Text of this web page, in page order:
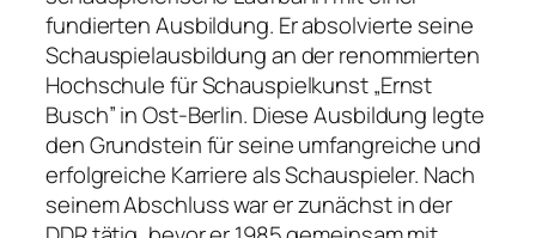
fundierten Ausbildung. Er absolvierte seine
Schauspielausbildung an der renommierten
Hochschule für Schauspielkunst „Ernst
Busch” in Ost-Berlin. Diese Ausbildung legte
den Grundstein für seine umfangreiche und
erfolgreiche Karriere als Schauspieler. Nach
seinem Abschluss war er zunächst in der